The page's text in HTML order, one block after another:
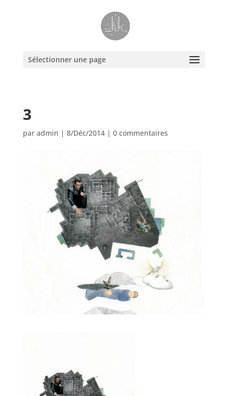
Sélectionner une page
3
par admin | 8/Déc/2014| 0 commentaires